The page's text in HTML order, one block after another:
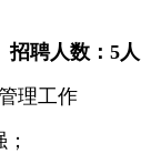
招聘人数： 5人
理工作